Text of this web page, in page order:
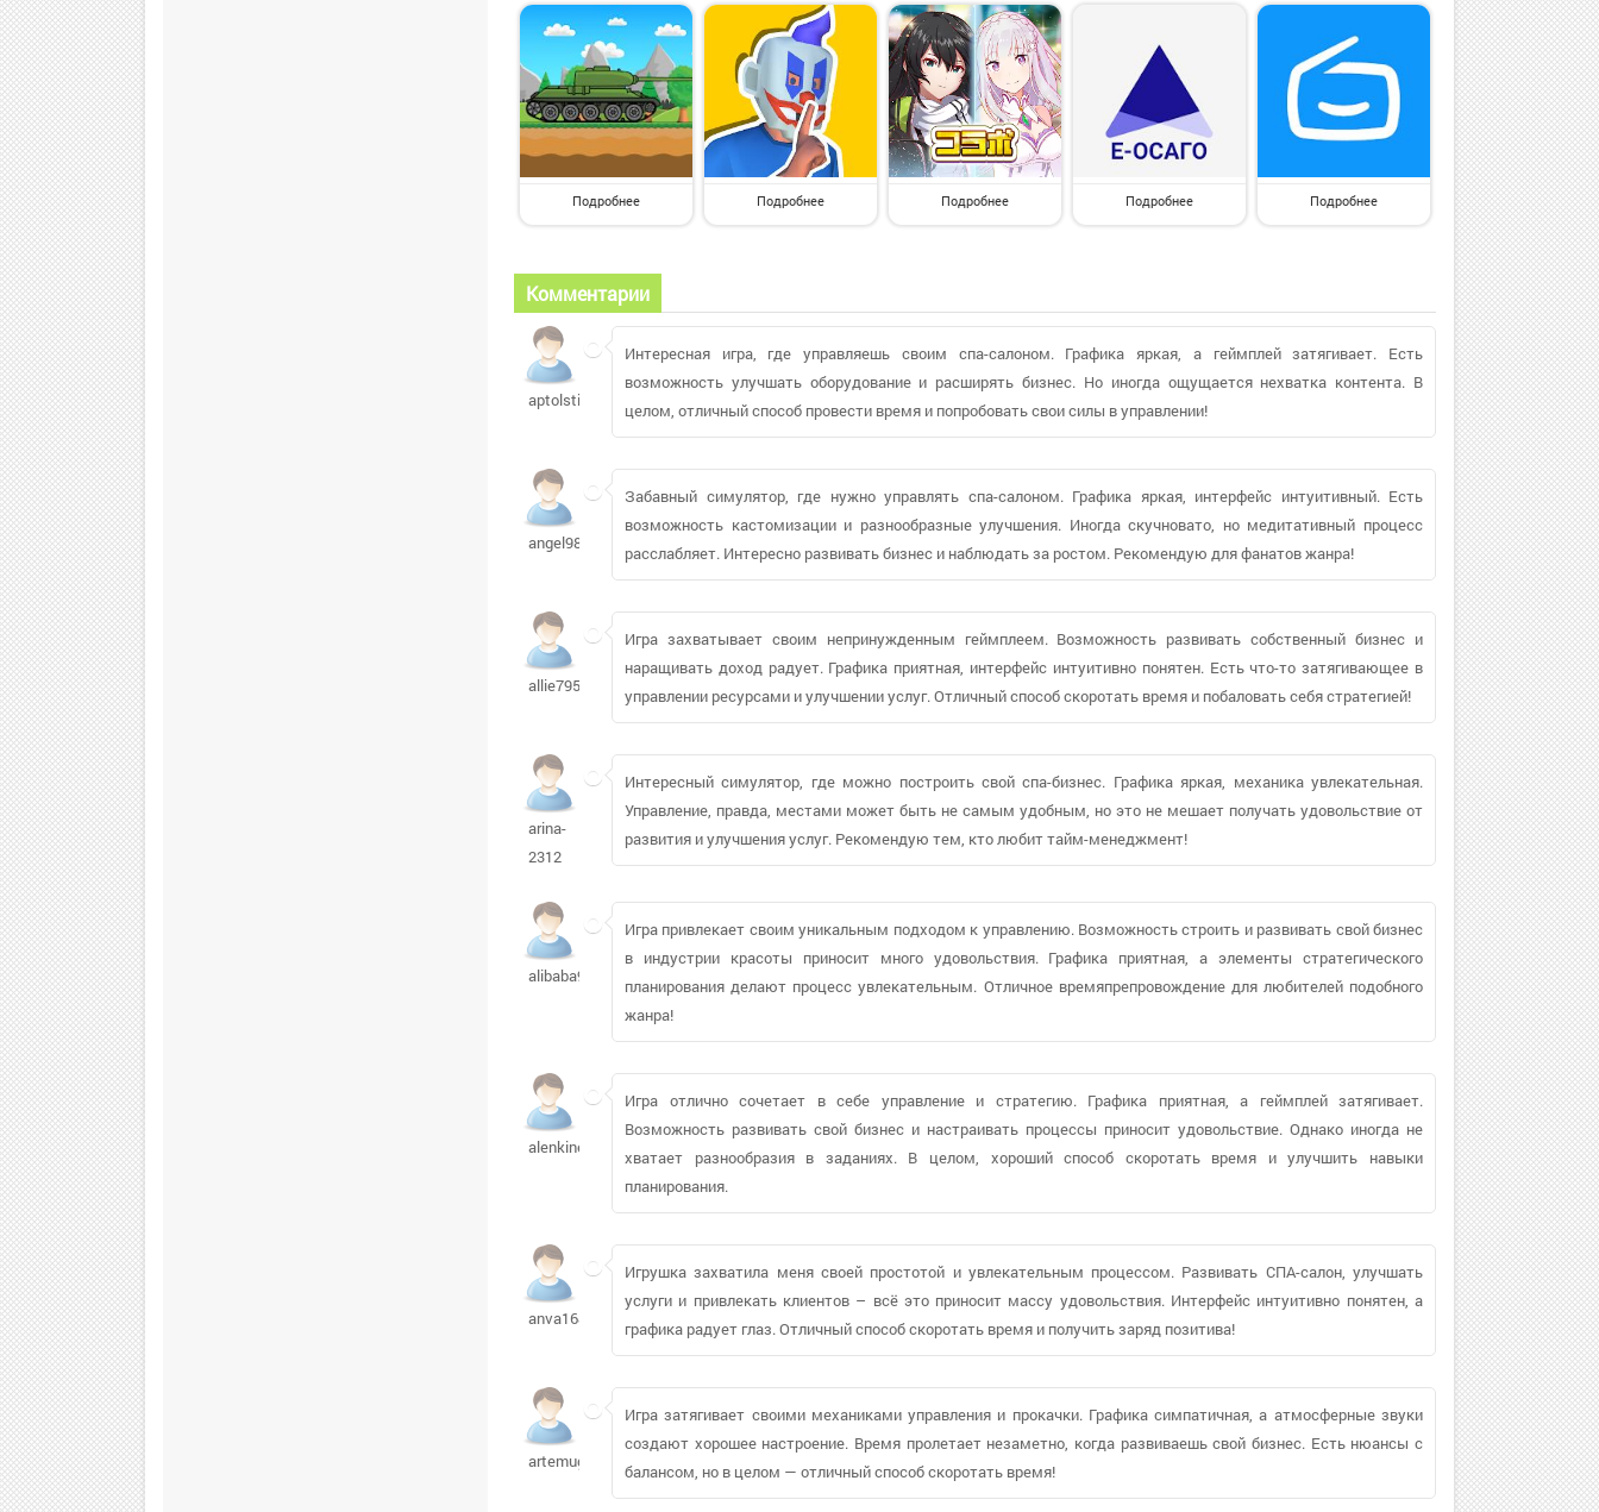
Подробнее Подробнее Подробнее Подробнее Подробнее
Комментарии
aptolstik
Интересная игра, где управляешь своим спа-салоном. Графика яркая, а геймплей затягивает. Есть
возможность улучшать оборудование и расширять бизнес. Но иногда ощущается нехватка контента. В
целом, отличный способ провести время и попробовать свои силы в управлении!
angel9804
Забавный симулятор, где нужно управлять спа-салоном. Графика яркая, интерфейс интуитивный. Есть
возможность кастомизации и разнообразные улучшения. Иногда скучновато, но медитативный процесс
расслабляет. Интересно развивать бизнес и наблюдать за ростом. Рекомендую для фанатов жанра!
allie79512
Игра захватывает своим непринужденным геймплеем. Возможность развивать собственный бизнес и
наращивать доход радует. Графика приятная, интерфейс интуитивно понятен. Есть что-то затягивающее в
управлении ресурсами и улучшении услуг. Отличный способ скоротать время и побаловать себя стратегией!
arina-
2312
Интересный симулятор, где можно построить свой спа-бизнес. Графика яркая, механика увлекательная.
Управление, правда, местами может быть не самым удобным, но это не мешает получать удовольствие от
развития и улучшения услуг. Рекомендую тем, кто любит тайм-менеджмент!
alibaba92897
Игра привлекает своим уникальным подходом к управлению. Возможность строить и развивать свой бизнес
в индустрии красоты приносит много удовольствия. Графика приятная, а элементы стратегического
планирования делают процесс увлекательным. Отличное времяпрепровождение для любителей подобного
жанра!
alenkinet
Игра отлично сочетает в себе управление и стратегию. Графика приятная, а геймплей затягивает.
Возможность развивать свой бизнес и настраивать процессы приносит удовольствие. Однако иногда не
хватает разнообразия в заданиях. В целом, хороший способ скоротать время и улучшить навыки
планирования.
anva168
Игрушка захватила меня своей простотой и увлекательным процессом. Развивать СПА-салон, улучшать
услуги и привлекать клиентов – всё это приносит массу удовольствия. Интерфейс интуитивно понятен, а
графика радует глаз. Отличный способ скоротать время и получить заряд позитива!
artemugatu876
Игра затягивает своими механиками управления и прокачки. Графика симпатичная, а атмосферные звуки
создают хорошее настроение. Время пролетает незаметно, когда развиваешь свой бизнес. Есть нюансы с
балансом, но в целом — отличный способ скоротать время!